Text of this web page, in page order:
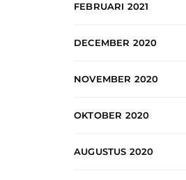
FEBRUARI 2021
DECEMBER 2020
NOVEMBER 2020
OKTOBER 2020
AUGUSTUS 2020